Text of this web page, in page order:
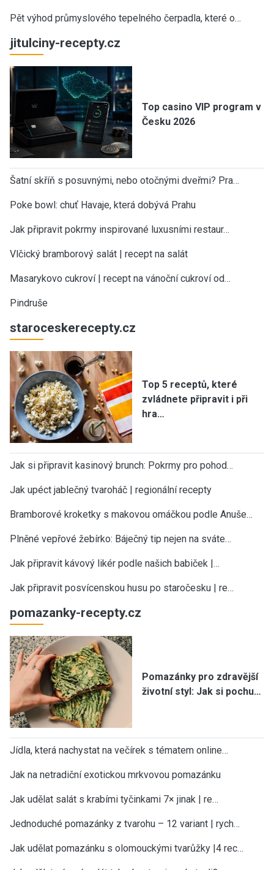
Pět výhod průmyslového tepelného čerpadla, které o…
jitulciny-recepty.cz
Top casino VIP program v
Česku 2026
Šatní skříň s posuvnými, nebo otočnými dveřmi? Pra…
Poke bowl: chuť Havaje, která dobývá Prahu
Jak připravit pokrmy inspirované luxusními restaur…
Vlčický bramborový salát | recept na salát
Masarykovo cukroví | recept na vánoční cukroví od…
Pindruše
staroceskerecepty.cz
Top 5 receptů, které
zvládnete připravit i při
hra…
Jak si připravit kasinový brunch: Pokrmy pro pohod…
Jak upéct jablečný tvaroháč | regionální recepty
Bramborové kroketky s makovou omáčkou podle Anuše…
Plněné vepřové žebírko: Báječný tip nejen na sváte…
Jak připravit kávový likér podle našich babiček |…
Jak připravit posvícenskou husu po staročesku | re…
pomazanky-recepty.cz
Pomazánky pro zdravější
životní styl: Jak si pochu…
Jídla, která nachystat na večírek s tématem online…
Jak na netradiční exotickou mrkvovou pomazánku
Jak udělat salát s krabími tyčinkami 7× jinak | re…
Jednoduché pomazánky z tvarohu – 12 variant | rych…
Jak udělat pomazánku s olomouckými tvarůžky |4 rec…